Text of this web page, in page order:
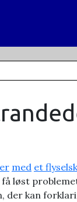
med et
løst
der kan